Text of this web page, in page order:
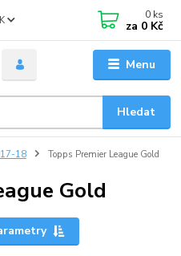
Menu
Hledat
0 ks
za 0 Kč
18 Topps Premier League Gold
Gold